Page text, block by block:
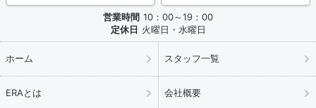
営業時間 10：00～19：00
定休日 火曜日・水曜日
ホーム スタッフ一覧
ERAとは 会社概要